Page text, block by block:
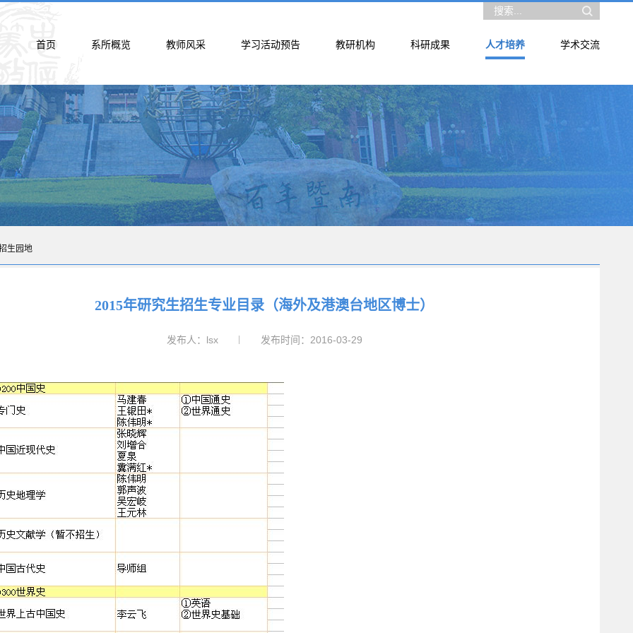
首页 系所概览 教师风采 学习活动预告 教研机构 科研成果 人才培养 学术交流
生园地
2015年研究生招生专业目录（海外及港澳台地区博士）
发布人：lsx 发布时间：2016-03-29